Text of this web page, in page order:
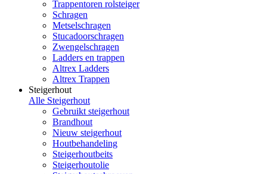
Trappentoren rolsteiger
Schragen
Metselschragen
Stucadoorschragen
Zwengelschragen
Ladders en trappen
Altrex Ladders
Altrex Trappen
Steigerhout
Alle Steigerhout
Gebruikt steigerhout
Brandhout
Nieuw steigerhout
Houtbehandeling
Steigerhoutbeits
Steigerhoutolie